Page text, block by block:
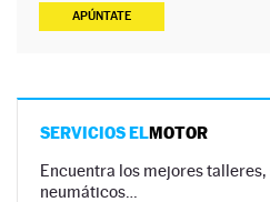
APÚNTATE
SERVICIOS ELMOTOR
Encuentra los mejores
neumáticos…